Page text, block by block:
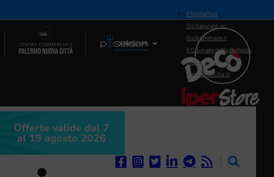
Il Network
il SiciliaTivù
Siciliarurale.eu
Siciliammare.it
Il Giornale della Bellezza
Siciliamedica.it
Sanitainsicilia.it